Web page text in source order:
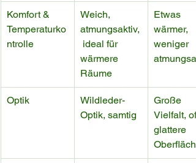
Komfort &
Temperaturko
ntrolle
Weich,
atmungsaktiv,
ideal für
wärmere
Räume
Etwas
wärmer,
weniger
Optik
Wildleder-
Optik, samtig
Große
Vielfalt, oft
glattere
Oberfläche